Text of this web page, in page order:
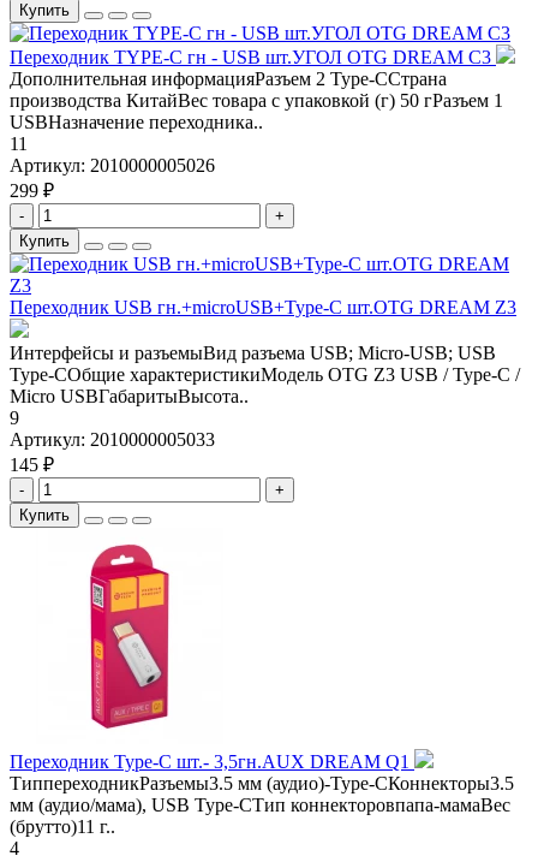
Купить
Переходник TYPE-C гн - USB шт.УГОЛ OTG DREAM C3
Дополнительная информацияРазъем 2 Type-ССтрана
производства КитайВес товара с упаковкой (г) 50 гРазъем 1
USBНазначение переходника..
11
Артикул: 2010000005026
299 ₽
-
+
Купить
Переходник USB гн.+microUSB+Type-C шт.OTG DREAM Z3
Интерфейсы и разъемыВид разъема USB; Micro-USB; USB
Type-CОбщие характеристикиМодель OTG Z3 USB / Type-C /
Micro USBГабаритыВысота..
9
Артикул: 2010000005033
145 ₽
-
+
Купить
Переходник Type-C шт.- 3,5гн.AUX DREAM Q1
ТиппереходникРазъемы3.5 мм (аудио)-Type-CКоннекторы3.5
мм (аудио/мама), USB Type-CТип коннекторовпапа-мамаВес
(брутто)11 г..
4